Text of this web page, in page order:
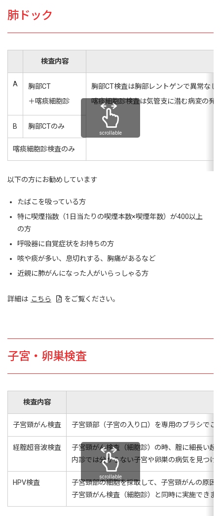
肺ドック
検査内容
A
胸部CT
＋喀痰細胞診
胸部CT検査は胸部レントゲンで異常な
喀痰細胞診検査は気管支に潜む病変の発
B 胸部CTのみ
喀痰細胞診検査のみ
scrollable
以下の方にお勧めしています
たばこを吸っている方
特に喫煙指数（1日当たりの喫煙本数×喫煙年数）が400以上
の方
呼吸器に自覚症状をお持ちの方
咳や痰が多い、息切れする、胸痛があるなど
近親に肺がんになった人がいらっしゃる方
詳細は こちら をご覧ください。
子宮・卵巣検査
検査内容
子宮頸がん検査 子宮頸部（子宮の入り口）を専用のブラシでこ
経腟超音波検査
子宮頸がん検査（細胞診）の時、腟に細長い
内診では分からない子宮や卵巣の病気を見つけ
HPV検査
子宮頸部の細胞を採取して、子宮頸がんの原因
子宮頸がん検査（細胞診）と同時に実施できま
scrollable